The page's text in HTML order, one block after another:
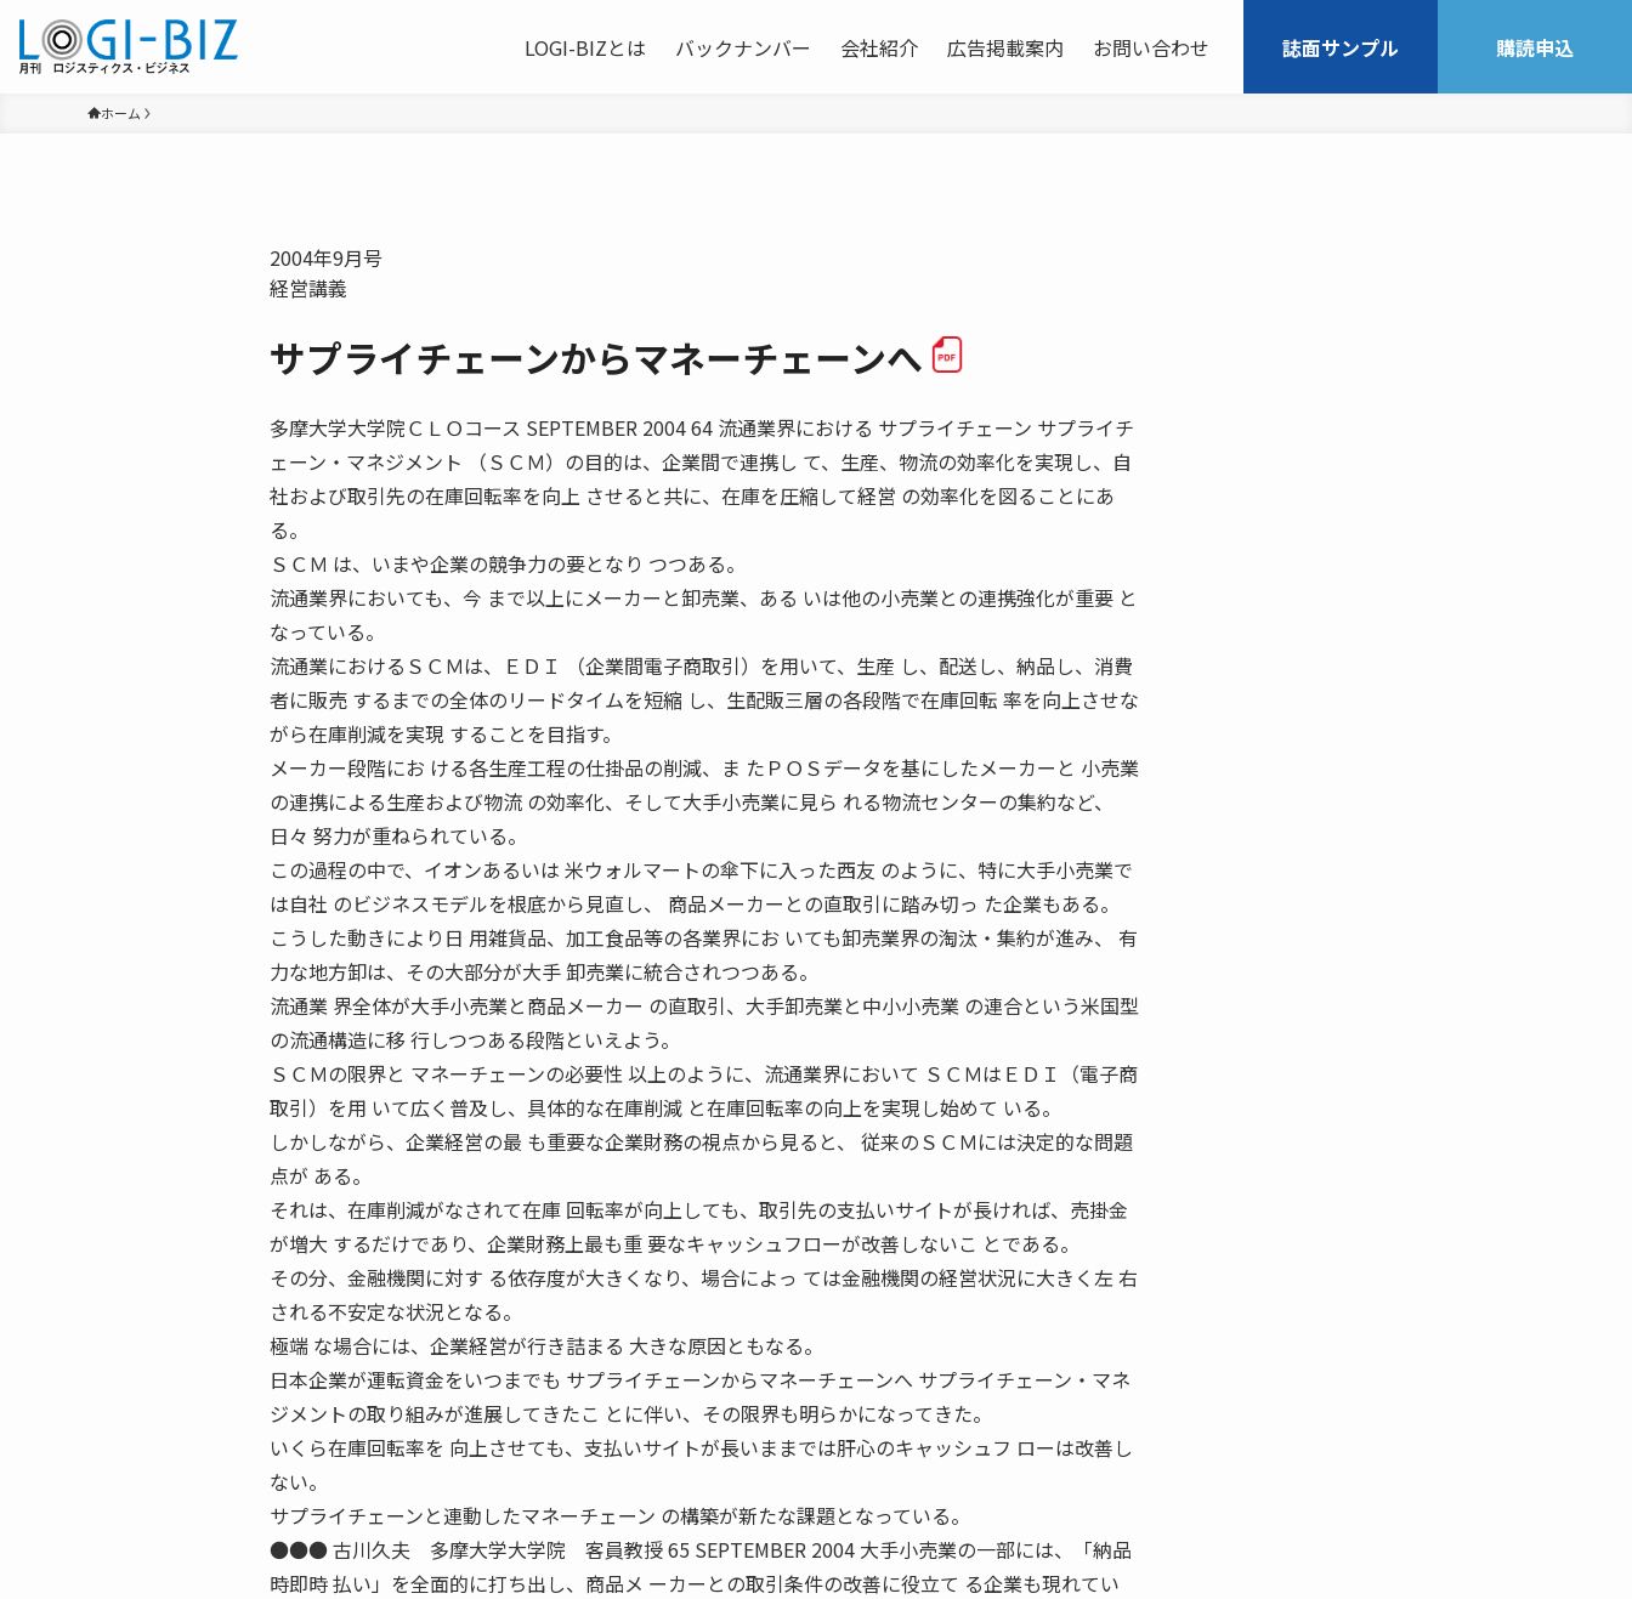
LOGI-BIZとは バックナンバー 会社紹介 広告掲載案内 お問い合わせ 誌面サンプル 購読申込
ホーム
2004年9月号
経営講義
サプライチェーンからマネーチェーンへ
多摩大学大学院ＣＬＯコース SEPTEMBER 2004 64 流通業界における サプライチェーン サプライチ
ェーン・マネジメント （ＳＣＭ）の目的は、企業間で連携し て、生産、物流の効率化を実現し、自
社および取引先の在庫回転率を向上 させると共に、在庫を圧縮して経営 の効率化を図ることにあ
る。
ＳＣＭ は、いまや企業の競争力の要となり つつある。
流通業界においても、今 まで以上にメーカーと卸売業、ある いは他の小売業との連携強化が重要 と
なっている。
流通業におけるＳＣＭは、ＥＤＩ （企業間電子商取引）を用いて、生産 し、配送し、納品し、消費
者に販売 するまでの全体のリードタイムを短縮 し、生配販三層の各段階で在庫回転 率を向上させな
がら在庫削減を実現 することを目指す。
メーカー段階にお ける各生産工程の仕掛品の削減、ま たＰＯＳデータを基にしたメーカーと 小売業
の連携による生産および物流 の効率化、そして大手小売業に見ら れる物流センターの集約など、
日々 努力が重ねられている。
この過程の中で、イオンあるいは 米ウォルマートの傘下に入った西友 のように、特に大手小売業で
は自社 のビジネスモデルを根底から見直し、 商品メーカーとの直取引に踏み切っ た企業もある。
こうした動きにより日 用雑貨品、加工食品等の各業界にお いても卸売業界の淘汰・集約が進み、 有
力な地方卸は、その大部分が大手 卸売業に統合されつつある。
流通業 界全体が大手小売業と商品メーカー の直取引、大手卸売業と中小小売業 の連合という米国型
の流通構造に移 行しつつある段階といえよう。
ＳＣＭの限界と マネーチェーンの必要性 以上のように、流通業界において ＳＣＭはＥＤＩ（電子商
取引）を用 いて広く普及し、具体的な在庫削減 と在庫回転率の向上を実現し始めて いる。
しかしながら、企業経営の最 も重要な企業財務の視点から見ると、 従来のＳＣＭには決定的な問題
点が ある。
それは、在庫削減がなされて在庫 回転率が向上しても、取引先の支払いサイトが長ければ、売掛金
が増大 するだけであり、企業財務上最も重 要なキャッシュフローが改善しないこ とである。
その分、金融機関に対す る依存度が大きくなり、場合によっ ては金融機関の経営状況に大きく左 右
される不安定な状況となる。
極端 な場合には、企業経営が行き詰まる 大きな原因ともなる。
日本企業が運転資金をいつまでも サプライチェーンからマネーチェーンへ サプライチェーン・マネ
ジメントの取り組みが進展してきたこ とに伴い、その限界も明らかになってきた。
いくら在庫回転率を 向上させても、支払いサイトが長いままでは肝心のキャッシュフ ローは改善し
ない。
サプライチェーンと連動したマネーチェーン の構築が新たな課題となっている。
●●● 古川久夫 多摩大学大学院 客員教授 65 SEPTEMBER 2004 大手小売業の一部には、「納品
時即時 払い」を全面的に打ち出し、商品メ ーカーとの取引条件の改善に役立て る企業も現れてい